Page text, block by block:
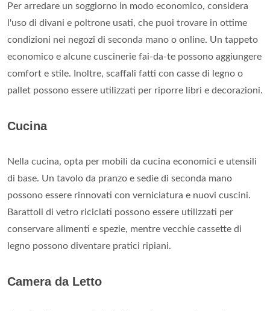
Per arredare un soggiorno in modo economico, considera
l'uso di divani e poltrone usati, che puoi trovare in ottime
condizioni nei negozi di seconda mano o online. Un tappeto
economico e alcune cuscinerie fai-da-te possono aggiungere
comfort e stile. Inoltre, scaffali fatti con casse di legno o
pallet possono essere utilizzati per riporre libri e decorazioni.
Cucina
Nella cucina, opta per mobili da cucina economici e utensili
di base. Un tavolo da pranzo e sedie di seconda mano
possono essere rinnovati con verniciatura e nuovi cuscini.
Barattoli di vetro riciclati possono essere utilizzati per
conservare alimenti e spezie, mentre vecchie cassette di
legno possono diventare pratici ripiani.
Camera da Letto